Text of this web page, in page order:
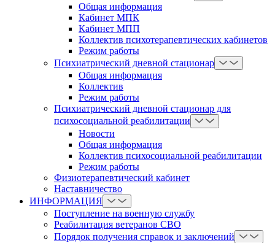
Общая информация
Кабинет МПК
Кабинет МПП
Коллектив психотерапевтических кабинетов
Режим работы
Психиатрический дневной стационар
Общая информация
Коллектив
Режим работы
Психиатрический дневной стационар для
психосоциальной реабилитации
Новости
Общая информация
Коллектив психосоциальной реабилитации
Режим работы
Физиотерапевтический кабинет
Наставничество
ИНФОРМАЦИЯ
Поступление на военную службу
Реабилитация ветеранов СВО
Порядок получения справок и заключений